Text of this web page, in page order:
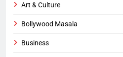
Art & Culture
Bollywood Masala
Business